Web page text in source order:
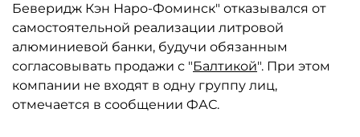
Беверидж Кэн Наро-Фоминск" отказывался от
самостоятельной реализации литровой
алюминиевой банки, будучи обязанным
согласовывать продажи с "Балтикой". При этом
компании не входят в одну группу лиц,
отмечается в сообщении ФАС.